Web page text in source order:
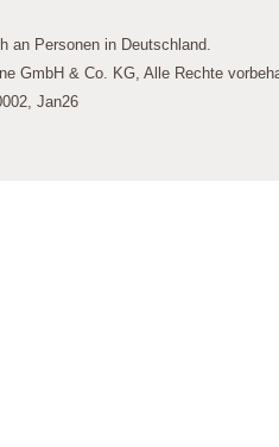
an Personen in Deutschland.
GmbH & Co. KG, Alle Rechte
Jan26